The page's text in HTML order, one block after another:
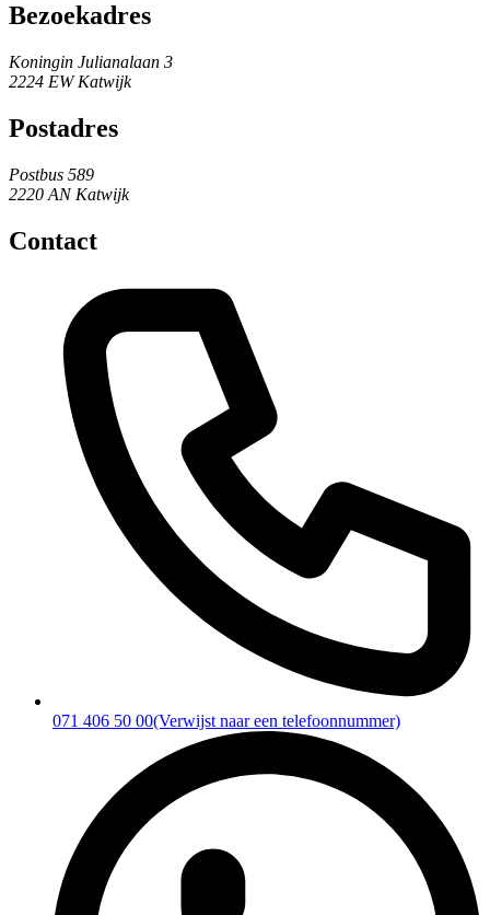
Bezoekadres
Koningin Julianalaan 3
2224 EW Katwijk
Postadres
Postbus 589
2220 AN Katwijk
Contact
071 406 50 00(Verwijst naar een telefoonnummer)